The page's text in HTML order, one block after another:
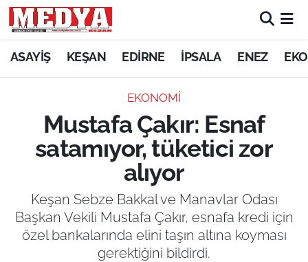
ASAYİŞ KEŞAN EDİRNE İPSALA ENEZ
EKONOMİ
Mustafa Çakır: Esnaf
satamıyor, tüketici zor
alıyor
Keşan Sebze Bakkal ve Manavlar Odası
Başkan Vekili Mustafa Çakır, esnafa kredi için
özel bankalarında elini taşın altına koyması
gerektiğini bildirdi.
KEŞAN
ASAYİŞ
SİYASET
GÜNDEM
EKONOMİ